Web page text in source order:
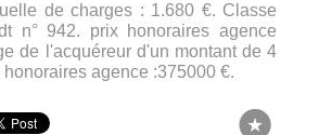
de charges : 1.680 €. Classe
n° 942. prix honoraires agence
de l'acquéreur d'un montant de 4
agence :375000 €.